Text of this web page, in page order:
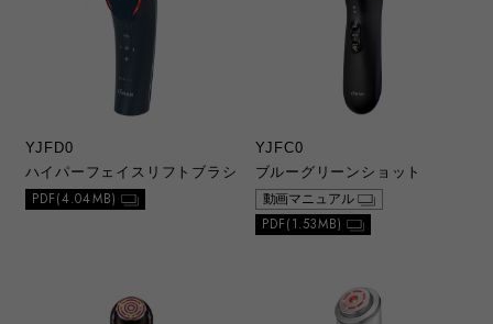
失などによる損害を含む）が生じた場合で
も、当社は一切責任を負いませんことをご了
承ください。損害の発生や第三者からの賠償
請求の可能性があることについて、あらかじ
め当社に知らされた場合であっても同様で
f. 複製・複写・改変等の禁止
1）総合カタログ、取扱説明書および別紙類
は、当社が著作権その他の知的財産権を保有
YJFD0
ハイパーフェイスリフトブラシ
PDF(4.04MB)
YJFC0
ブルーグリーンショット
動画マニュアル
PDF(1.53MB)